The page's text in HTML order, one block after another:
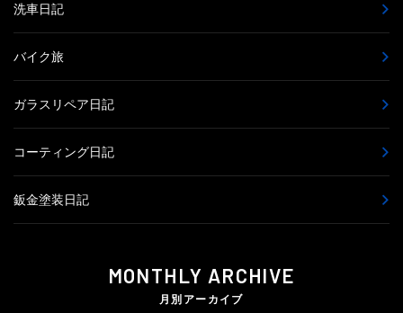
洗車日記
バイク旅
ガラスリペア日記
コーティング日記
鈑金塗装日記
MONTHLY ARCHIVE
月別アーカイブ